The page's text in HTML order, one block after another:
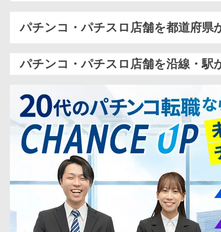
パチンコ・パチスロ店舗を都道府県
パチンコ・パチスロ店舗を沿線・駅